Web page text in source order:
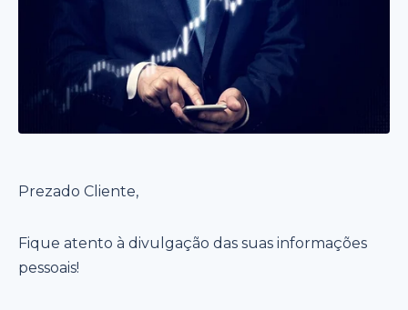
Prezado Cliente,
Fique atento à divulgação das suas informações
pessoais!